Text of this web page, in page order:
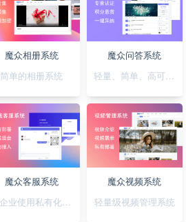
魔众相册系统
简单的相册系统
魔众问答系统
魔众客服系统
魔众视频系统
轻量级视频管理系统